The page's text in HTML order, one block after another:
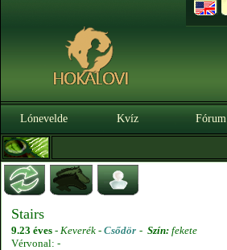
Lónevelde Kvíz Fórum
Stairs
9.23 éves - Keverék - Csődör - Szín: fekete
Vérvonal: -